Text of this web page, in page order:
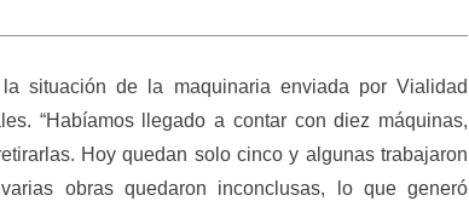
situación de la maquinaria enviada por Vialidad
“Habíamos llegado a contar con diez máquinas,
Hoy quedan solo cinco y algunas trabajaron
obras quedaron inconclusas, lo que generó